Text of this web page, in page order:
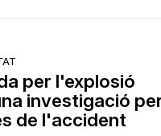
per l'explosió
investigació
de l'accident